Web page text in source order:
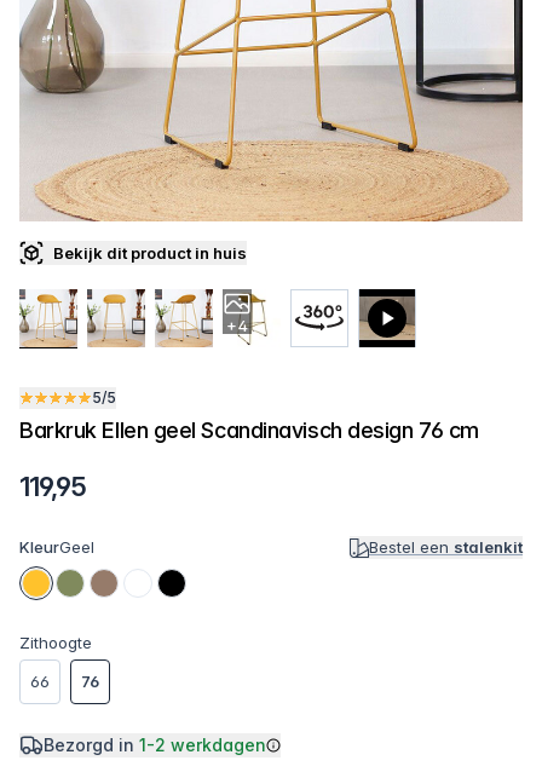
Bekijk dit product in huis
+4
5/5
Barkruk Ellen geel Scandinavisch design 76 cm
119,95
KleurGeel Bestel een stalenkit
Zithoogte
66
76
Bezorgd in 1-2 werkdagen